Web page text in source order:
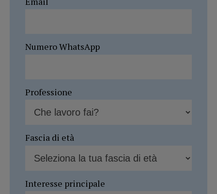
Numero WhatsApp
Professione
Fascia di età
Interesse principale